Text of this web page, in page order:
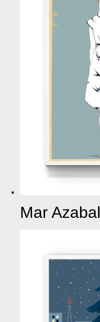
Mar Azabal